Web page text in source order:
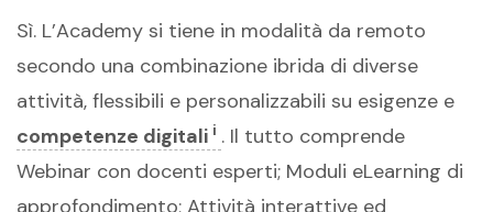
Sì. L’Academy si tiene in modalità da remoto
secondo una combinazione ibrida di diverse
attività, flessibili e personalizzabili su esigenze e
competenze digitali i . Il tutto comprende
Webinar con docenti esperti; Moduli eLearning di
approfondimento; Attività interattive ed